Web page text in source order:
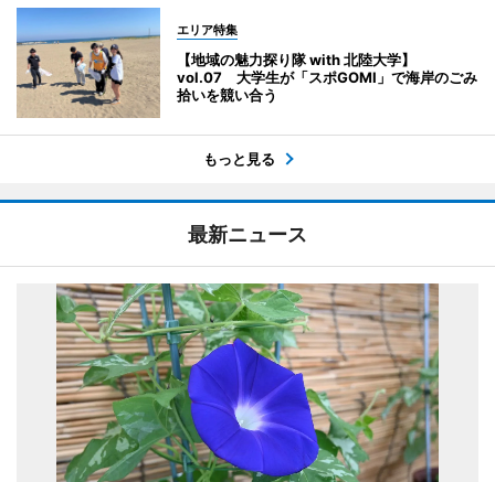
エリア特集
【地域の魅力探り隊 with 北陸大学】
vol.07 大学生が「スポGOMI」で海岸のごみ
拾いを競い合う
もっと見る
最新ニュース